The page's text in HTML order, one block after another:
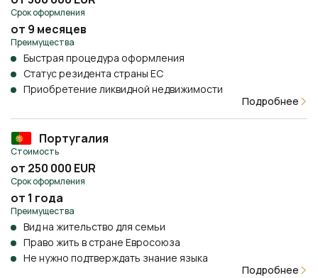
Срок оформления
от 9 месяцев
Преимущества
Быстрая процедура оформления
Статус резидента страны ЕС
Приобретение ликвидной недвижимости
Подробнее
Португалия
Стоимость
от 250 000 EUR
Срок оформления
от 1 года
Преимущества
Вид на жительство для семьи
Право жить в стране Евросоюза
Не нужно подтверждать знание языка
Подробнее